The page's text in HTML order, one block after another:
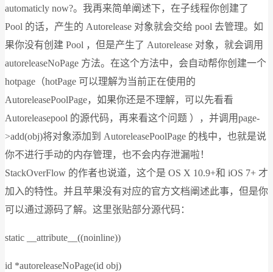
automaticly now?。我再来简单阐述下，在子线程你创建了
Pool 的话，产生的 Autorelease 对象就会交给 pool 去管理。如
果你没有创建 Pool ，但是产生了 Autorelease 对象，就会调用
autoreleaseNoPage 方法。在这个方法中，会自动帮你创建一个
hotpage（hotPage 可以理解为当前正在使用的
AutoreleasePoolPage，如果你还是不理解，可以先看看
Autoreleasepool 的源代码，再来看这个问题 ），并调用page-
>add(obj)将对象添加到 AutoreleasePoolPage 的栈中，也就是说
你不进行手动的内存管理，也不会内存泄漏啦！
StackOverFlow 的作者也说道，这个是 OS X 10.9+和 iOS 7+ 才
加入的特性。并且苹果没有对应的官方文档阐述此事，但是你
可以通过源码了解。这里张贴部分源代码：
static __attribute__((noinline))
id *autoreleaseNoPage(id obj)